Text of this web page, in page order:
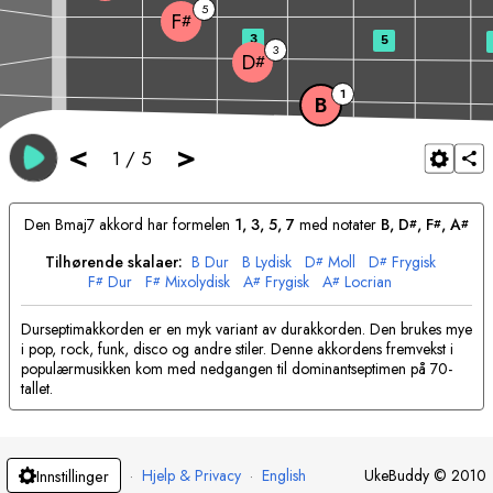
< 1 / 5 >
B 1
D# 3
F# 5
3 5
Den Bmaj7 akkord har formelen 1, 3, 5, 7 med notater B, D#, F#, A#
Tilhørende skalaer: B Dur B Lydisk D# Moll D# Frygisk
F# Dur F# Mixolydisk A# Frygisk A# Locrian
Durseptimakkorden er en myk variant av durakkorden. Den brukes mye
i pop, rock, funk, disco og andre stiler. Denne akkordens fremvekst i
populærmusikken kom med nedgangen til dominantseptimen på 70-
tallet.
Innstillinger · Hjelp & Privacy · English UkeBuddy © 2010